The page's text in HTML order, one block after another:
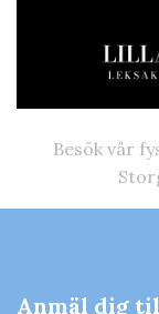
Besök vår
Anmäl dig